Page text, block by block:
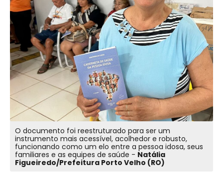
O documento foi reestruturado para ser um
instrumento mais acessível, acolhedor e robusto,
funcionando como um elo entre a pessoa idosa, seus
familiares e as equipes de saúde - Natália
Figueiredo/Prefeitura Porto Velho (RO)